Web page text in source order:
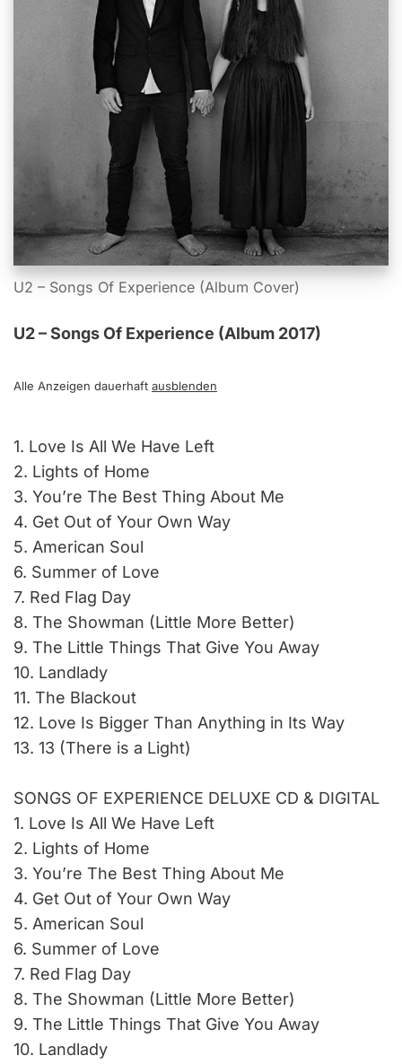
U2 – Songs Of Experience (Album Cover)
U2 – Songs Of Experience (Album 2017)
Alle Anzeigen dauerhaft ausblenden
1. Love Is All We Have Left
2. Lights of Home
3. You’re The Best Thing About Me
4. Get Out of Your Own Way
5. American Soul
6. Summer of Love
7. Red Flag Day
8. The Showman (Little More Better)
9. The Little Things That Give You Away
10. Landlady
11. The Blackout
12. Love Is Bigger Than Anything in Its Way
13. 13 (There is a Light)
SONGS OF EXPERIENCE ­DELUXE CD & DIGITAL
1. Love Is All We Have Left
2. Lights of Home
3. You’re The Best Thing About Me
4. Get Out of Your Own Way
5. American Soul
6. Summer of Love
7. Red Flag Day
8. The Showman (Little More Better)
9. The Little Things That Give You Away
10. Landlady